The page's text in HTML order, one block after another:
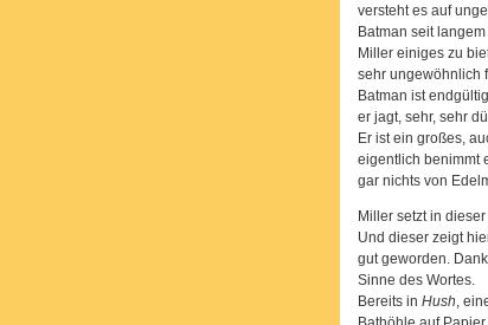
versteht es auf
Batman seit
Miller einiges zu
sehr ungewöhnlich
Batman ist
er jagt, sehr, sehr
Er ist ein großes,
eigentlich benimmt
gar nichts von
Miller setzt in
Und dieser zeigt
gut geworden.
Sinne des Wortes.
Bereits in Hush,